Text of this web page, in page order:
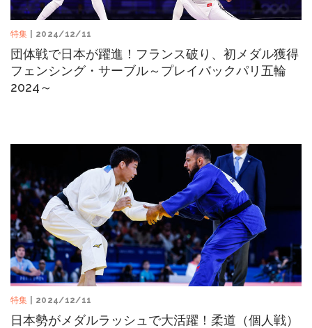
特集 | 2024/12/11
団体戦で日本が躍進！フランス破り、初メダル獲得
フェンシング・サーブル～プレイバックパリ五輪
2024～
特集 | 2024/12/11
日本勢がメダルラッシュで大活躍！柔道（個人戦）